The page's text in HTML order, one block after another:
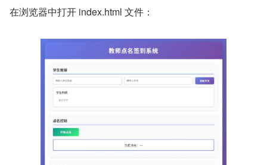
在浏览器中打开 index.html 文件：